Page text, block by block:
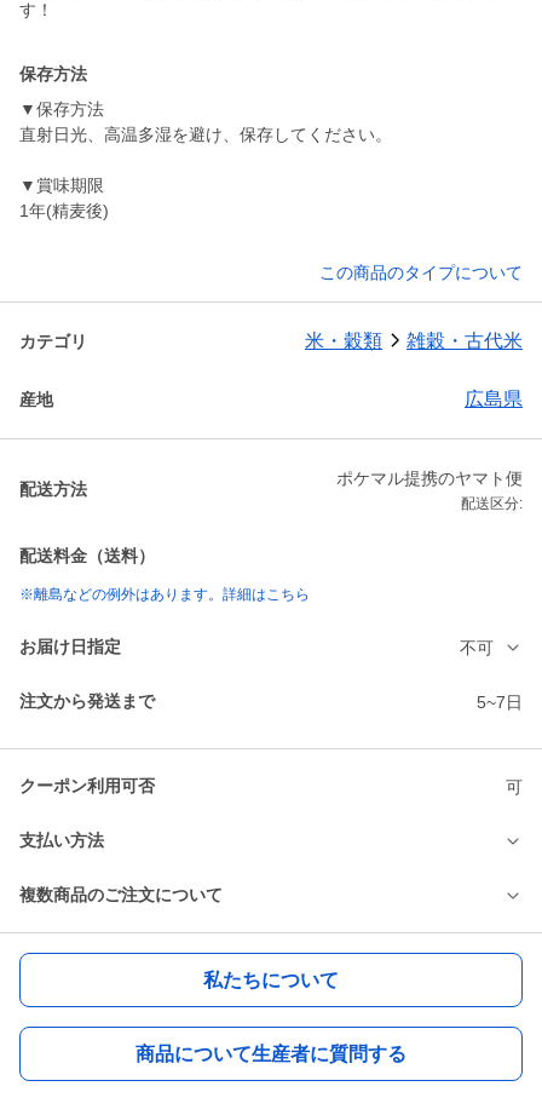
す！
保存方法
▼保存方法
直射日光、高温多湿を避け、保存してください。
▼賞味期限
1年(精麦後)
この商品のタイプについて
カテゴリ 米・穀類 雑穀・古代米
産地 広島県
配送方法
ポケマル提携のヤマト便
配送区分:
配送料金（送料）
※離島などの例外はあります。詳細はこちら
お届け日指定 不可
注文から発送まで 5~7日
クーポン利用可否 可
支払い方法
複数商品のご注文について
私たちについて
商品について生産者に質問する